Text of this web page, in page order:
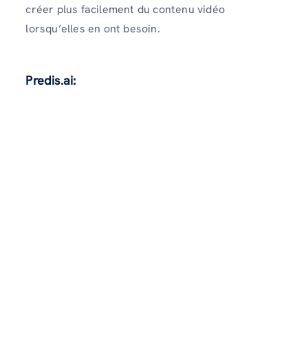
créer plus facilement du contenu vidéo
lorsqu’elles en ont besoin.
Predis.ai: